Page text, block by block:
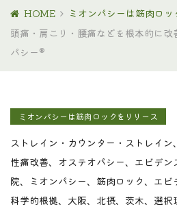
HOME
ミオンパシーは筋肉ロッ
頭痛・肩こり・腰痛などを根本的に
パシー®
ミオンパシーは筋肉ロックをリリース
ストレイン・カウンター・ストレイ
性痛改善、オステオパシー、エビデン
院、ミオンパシー、筋肉ロック、エビ
科学的根拠、大阪、北摂、茨木、選択